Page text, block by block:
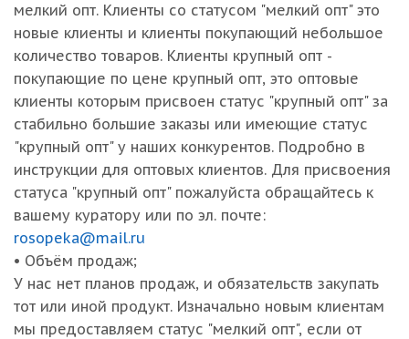
мелкий опт. Клиенты со статусом "мелкий опт" это
новые клиенты и клиенты покупающий небольшое
количество товаров. Клиенты крупный опт -
покупающие по цене крупный опт, это оптовые
клиенты которым присвоен статус "крупный опт" за
стабильно большие заказы или имеющие статус
"крупный опт" у наших конкурентов. Подробно в
инструкции для оптовых клиентов. Для присвоения
статуса "крупный опт" пожалуйста обращайтесь к
вашему куратору или по эл. почте:
rosopeka@mail.ru
• Объём продаж;
У нас нет планов продаж, и обязательств закупать
тот или иной продукт. Изначально новым клиентам
мы предоставляем статус "мелкий опт", если от